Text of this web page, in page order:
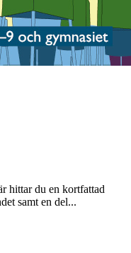
hittar du en kortfattad
samt en del...